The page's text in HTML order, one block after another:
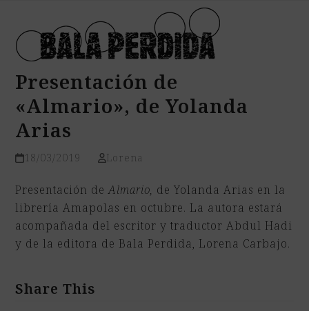
content
mobile
menu
mobile
menu
Presentación de
«Almario», de Yolanda
Arias
18/03/2019 Lorena
Presentación deAlmario, de Yolanda Arias en la
librería Amapolas en octubre. La autora estará
acompañada del escritor y traductor Abdul Hadi
y de la editora de Bala Perdida, Lorena Carbajo.
Share This